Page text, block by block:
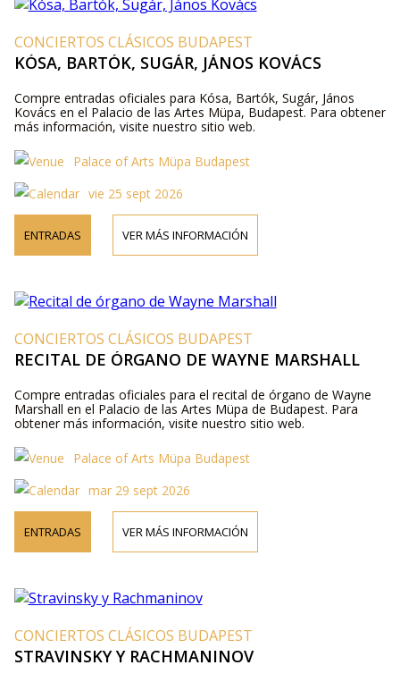
CONCIERTOS CLÁSICOS BUDAPEST
KÓSA, BARTÓK, SUGÁR, JÁNOS KOVÁCS
Compre entradas oficiales para Kósa, Bartók, Sugár, János
Kovács en el Palacio de las Artes Müpa, Budapest. Para obtener
más información, visite nuestro sitio web.
Palace of Arts Müpa Budapest
vie 25 sept 2026
ENTRADAS VER MÁS INFORMACIÓN
CONCIERTOS CLÁSICOS BUDAPEST
RECITAL DE ÓRGANO DE WAYNE MARSHALL
Compre entradas oficiales para el recital de órgano de Wayne
Marshall en el Palacio de las Artes Müpa de Budapest. Para
obtener más información, visite nuestro sitio web.
Palace of Arts Müpa Budapest
mar 29 sept 2026
ENTRADAS VER MÁS INFORMACIÓN
CONCIERTOS CLÁSICOS BUDAPEST
STRAVINSKY Y RACHMANINOV